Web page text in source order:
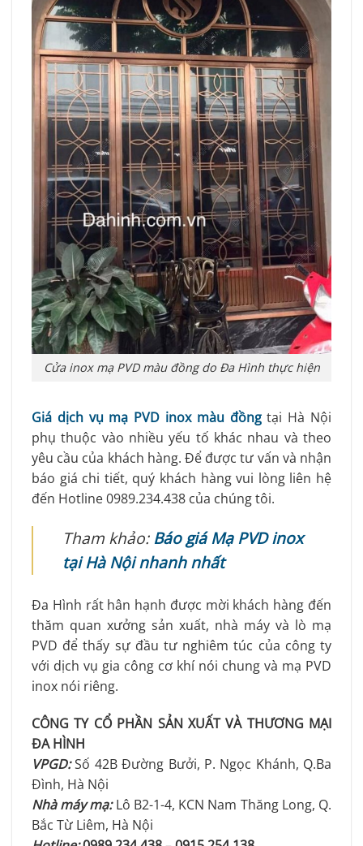
Cửa inox mạ PVD màu đồng do Đa Hình thực hiện
Giá dịch vụ mạ PVD inox màu đồngtại Hà Nội
phụ thuộc vào nhiều yếu tố khác nhau và theo
yêu cầu của khách hàng. Để được tư vấn và nhận
báo giá chi tiết, quý khách hàng vui lòng liên hệ
đến Hotline0989.234.438 của chúng tôi.
Tham khảo:Báo giá Mạ PVD inox
tại Hà Nội nhanh nhất
Đa Hình rất hân hạnh được mời khách hàng đến
thăm quan xưởng sản xuất, nhà máy và lò mạ
PVD để thấy sự đầu tư nghiêm túc của công ty
với dịch vụ gia công cơ khí nói chung và mạ PVD
inox nói riêng.
CÔNG TY CỔ PHẦN SẢN XUẤT VÀ THƯƠNG MẠI
ĐA HÌNH
VPGD:Số 42B Đường Bưởi, P. Ngọc Khánh, Q.Ba
Đình, Hà Nội
Nhà máy mạ:Lô B2-1-4, KCN Nam Thăng Long, Q.
Bắc Từ Liêm, Hà Nội